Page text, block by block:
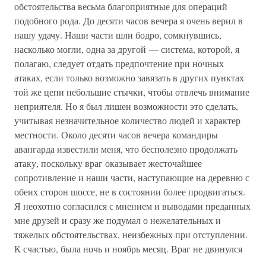
обстоятельства весьма благоприятные для операций
подобного рода. До десяти часов вечера я очень верил в
нашу удачу. Наши части шли бодро, сомкнувшись,
насколько могли, одна за другой — система, которой, я
полагаю, следует отдать предпочтение при ночных
атаках, если только возможно завязать в других пунктах
той же цепи небольшие стычки, чтобы отвлечь внимание
неприятеля. Но я был лишен возможности это сделать,
учитывая незначительное количество людей и характер
местности. Около десяти часов вечера командиры
авангарда известили меня, что бесполезно продолжать
атаку, поскольку враг оказывает жесточайшее
сопротивление и наши части, наступающие на деревню с
обеих сторон шоссе, не в состоянии более продвигаться.
Я неохотно согласился с мнением и выводами преданных
мне друзей и сразу же подумал о нежелательных и
тяжелых обстоятельствах, неизбежных при отступлении.
К счастью, была ночь и ноябрь месяц. Враг не двинулся